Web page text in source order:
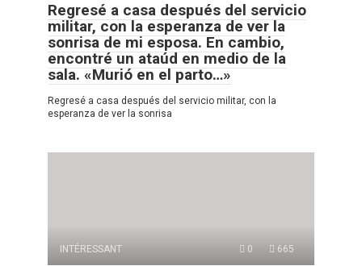
Regresé a casa después del servicio
militar, con la esperanza de ver la
sonrisa de mi esposa. En cambio,
encontré un ataúd en medio de la
sala. «Murió en el parto…»
Regresé a casa después del servicio militar, con la
esperanza de ver la sonrisa
INTÉRESSANT 0 665